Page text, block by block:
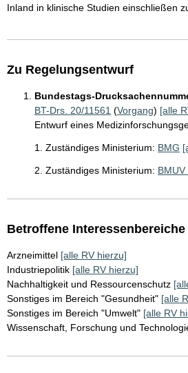
Inland in klinische Studien einschließen
Zu Regelungsentwurf
Bundestags-
BT-Drs. 20/11561 (Vorgang) [alle
Entwurf eines
1. Zuständiges Ministerium: BMG
2. Zuständiges Ministerium:
Betroffene Interessenbereiche
Arzneimittel [alle RV hierzu]
Industriepolitik [alle RV hierzu]
Nachhaltigkeit und Ressourcenschutz
Sonstiges im Bereich "Gesundheit" [alle
Sonstiges im Bereich "Umwelt" [alle RV
Wissenschaft, Forschung und